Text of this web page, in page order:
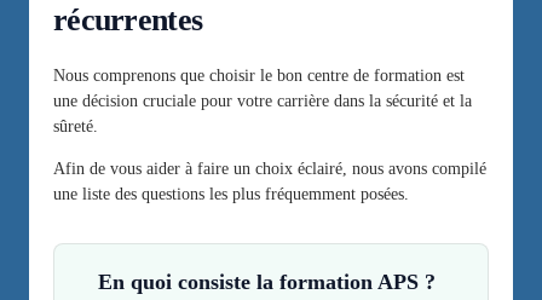
récurrentes
Nous comprenons que choisir le bon centre de formation est
une décision cruciale pour votre carrière dans la sécurité et la
sûreté.
Afin de vous aider à faire un choix éclairé, nous avons compilé
une liste des questions les plus fréquemment posées.
En quoi consiste la formation APS ?